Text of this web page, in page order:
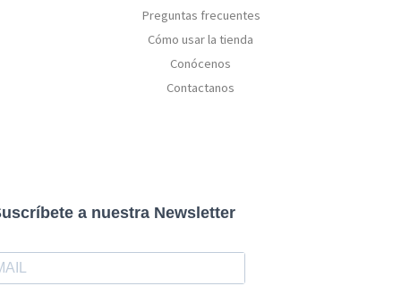
Preguntas frecuentes
Cómo usar la tienda
Conócenos
Contactanos
a nuestra Newsletter